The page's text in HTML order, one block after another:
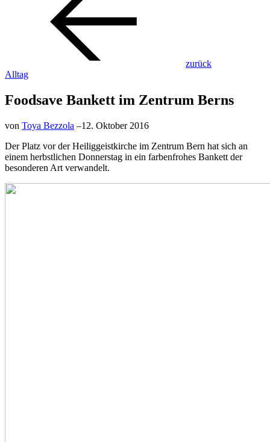
zurück
Alltag
Foodsave Bankett im Zentrum Berns
von Toya Bezzola –12. Oktober 2016
Der Platz vor der Heiliggeistkirche im Zentrum Bern hat sich an
einem herbstlichen Donnerstag in ein farbenfrohes Bankett der
besonderen Art verwandelt.